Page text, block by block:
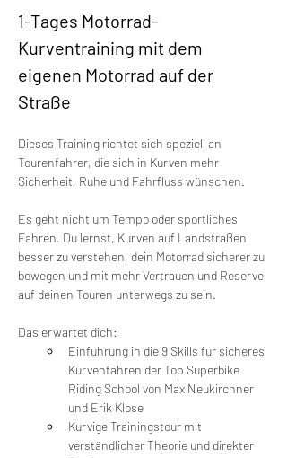
1-Tages Motorrad-
Kurventraining mit dem
eigenen Motorrad auf der
Straße
Dieses Training richtet sich speziell an
Tourenfahrer, die sich in Kurven mehr
Sicherheit, Ruhe und Fahrfluss wünschen.
Es geht nicht um Tempo oder sportliches
Fahren. Du lernst, Kurven auf Landstraßen
besser zu verstehen, dein Motorrad sicherer zu
bewegen und mit mehr Vertrauen und Reserve
auf deinen Touren unterwegs zu sein.
Das erwartet dich:
Einführung in die 9 Skills für sicheres
Kurvenfahren der Top Superbike
Riding School von Max Neukirchner
und Erik Klose
Kurvige Trainingstour mit
verständlicher Theorie und direkter